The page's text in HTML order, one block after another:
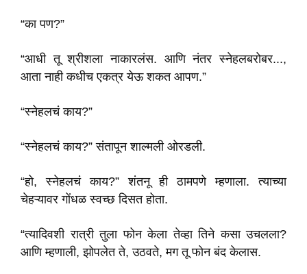
“का पण?”
“आधी तू श्रीशला नाकारलंस. आणि नंतर स्नेहलबरोबर...,
आता नाही कधीच एकत्र येऊ शकत आपण.”
“स्नेहलचं काय?”
“स्नेहलचं काय?” संतापून शाल्मली ओरडली.
“हो, स्नेहलचं काय?” शंतनू ही ठामपणे म्हणाला. त्याच्या
चेहऱ्यावर गोंधळ स्वच्छ दिसत होता.
“त्यादिवशी रात्री तुला फोन केला तेव्हा तिने कसा उचलला?
आणि म्हणाली, झोपलेत ते, उठवते, मग तू फोन बंद केलास.